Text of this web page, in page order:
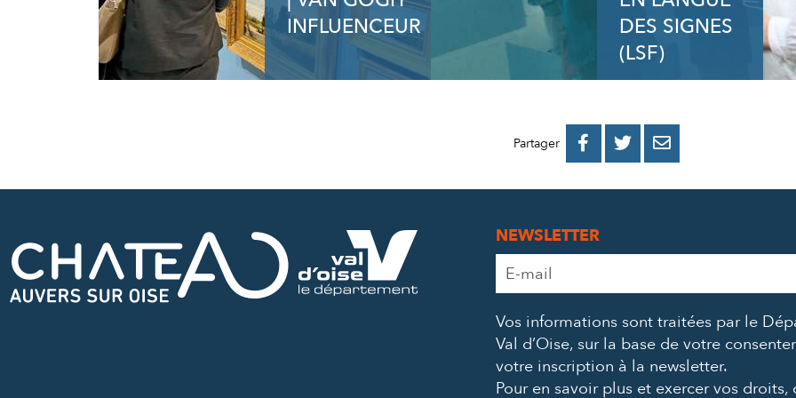
INFLUENCEUR
DES SIGNES
(LSF)
Partager 
PARTAGER
PARTAGER
PARTAGER
NEWSLETTER
Adresse
e-
*
Vos informations sont traitées par le
Val d’Oise, sur la base de votre
votre inscription à la newsletter.
Pour en savoir plus et exercer vos droits,